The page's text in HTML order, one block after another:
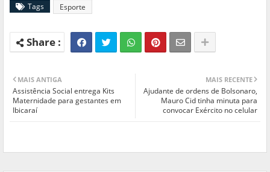
Tags Esporte
MAIS RECENTE
Ajudante de ordens de Bolsonaro,
Mauro Cid tinha minuta para
convocar Exército no celular
MAIS ANTIGA
Assistência Social entrega Kits
Maternidade para gestantes em
Ibicaraí